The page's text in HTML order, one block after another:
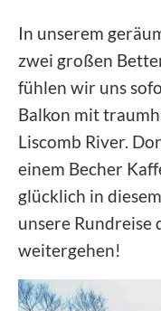
In unserem
zwei großen
fühlen wir uns
Balkon mit
Liscomb River.
einem Becher
glücklich in
unsere Rundreise
weitergehen!